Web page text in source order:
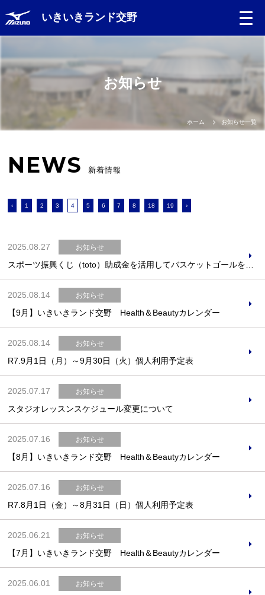
いきいきランド交野
お問合せフォーム
交野市施設予約システム
お知らせ
ホーム お知らせ一覧
NEWS 新着情報
‹ 1 2 3 4 5 6 7 8 18 19 ›
2025.08.27 お知らせ
2025.08.14 お知らせ
【9月】いきいきランド交野 Health＆Beautyカレンダー
2025.08.14 お知らせ
R7.9月1日（月）～9月30日（火）個人利用予定表
2025.07.17 お知らせ
スタジオレッスンスケジュール変更について
2025.07.16 お知らせ
【8月】いきいきランド交野 Health＆Beautyカレンダー
2025.07.16 お知らせ
R7.8月1日（金）～8月31日（日）個人利用予定表
2025.06.21 お知らせ
【7月】いきいきランド交野 Health＆Beautyカレンダー
2025.06.01 お知らせ